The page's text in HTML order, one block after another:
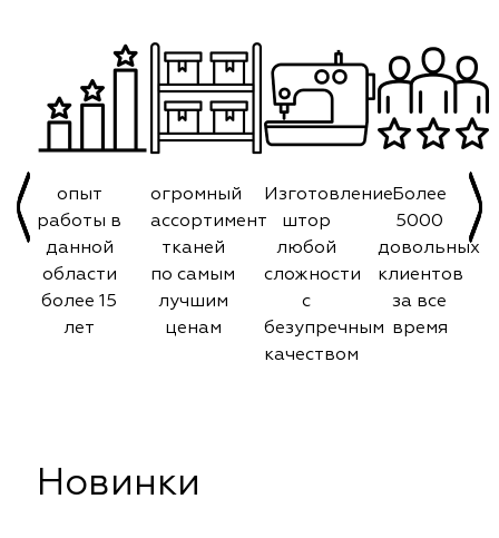
опыт
работы в
данной
области
более 15
лет
огромный
ассортимент
тканей
по самым
лучшим
ценам
Изготовление
штор
любой
сложности
с
безупречным
качеством
Более
5000
довольных
клиентов
за все
время
Новинки